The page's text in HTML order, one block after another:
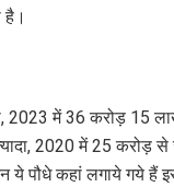
है।
2023 में 36 करोड़ 15
2020 में 25 करोड़ से
कहां लगाये गये हैं